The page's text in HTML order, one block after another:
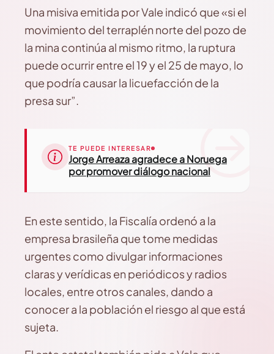
Una misiva emitida por Vale indicó que «si el
movimiento del terraplén norte del pozo de
la mina continúa al mismo ritmo, la ruptura
puede ocurrir entre el 19 y el 25 de mayo, lo
que podría causar la licuefacción de la
presa sur”.
TE PUEDE INTERESAR
Jorge Arreaza agradece a Noruega
por promover diálogo nacional
En este sentido, la Fiscalía ordenó a la
empresa brasileña que tome medidas
urgentes como divulgar informaciones
claras y verídicas en periódicos y radios
locales, entre otros canales, dando a
conocer a la población el riesgo al que está
sujeta.